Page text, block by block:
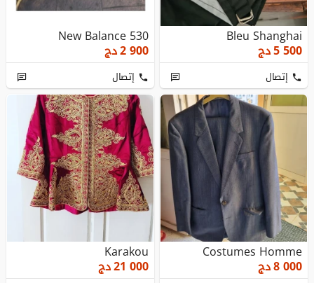
Bleu Shanghai
5 500دج
إتصال
New Balance 530
2 900دج
إتصال
Costumes Homme
8 000دج
Karakou
21 000دج